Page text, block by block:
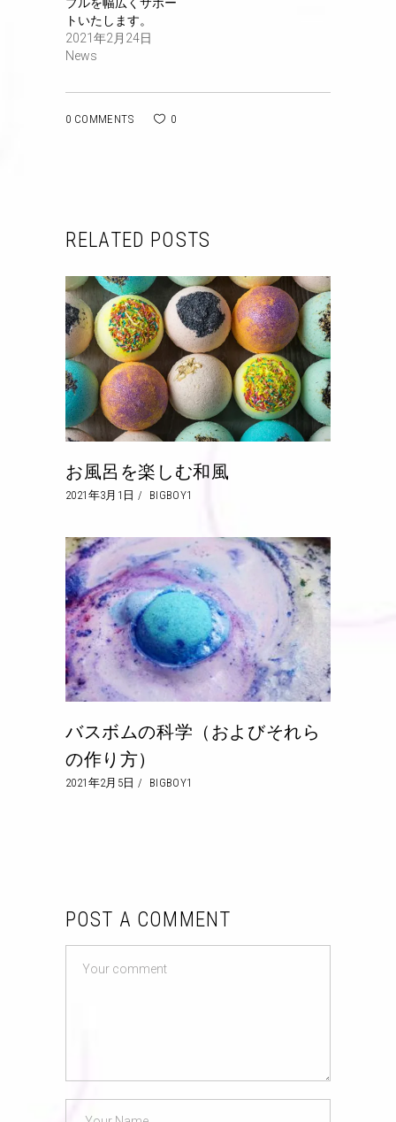
トいたします。
2021年2月24日
News
0 COMMENTS 0
RELATED POSTS
お風呂を楽しむ和風
2021年3月1日 BIGBOY1
バスボムの科学（およびそれら
の作り方）
2021年2月5日 BIGBOY1
POST A COMMENT